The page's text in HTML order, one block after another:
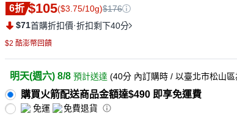
6折 $105($3.75/10g)$176
$71首購折扣價·折扣剩下40分
$2 酷澎幣回饋
明天(週六) 8/8 預計送達 (40分 內訂購時 / 以臺北市松山
購買火箭配送商品金額達$490 即享免運費
免運 免費退貨